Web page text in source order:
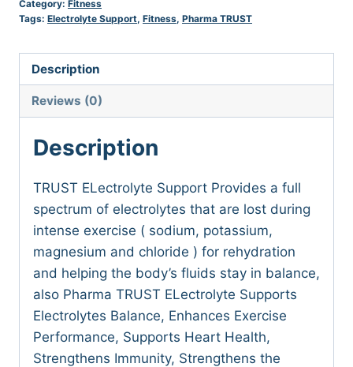
Category: Fitness
Tags: Electrolyte Support, Fitness, Pharma TRUST
Description
Reviews (0)
Description
TRUST ELectrolyte Support Provides a full
spectrum of electrolytes that are lost during
intense exercise ( sodium, potassium,
magnesium and chloride ) for rehydration
and helping the body’s fluids stay in balance,
also Pharma TRUST ELectrolyte Supports
Electrolytes Balance, Enhances Exercise
Performance, Supports Heart Health,
Strengthens Immunity, Strengthens the